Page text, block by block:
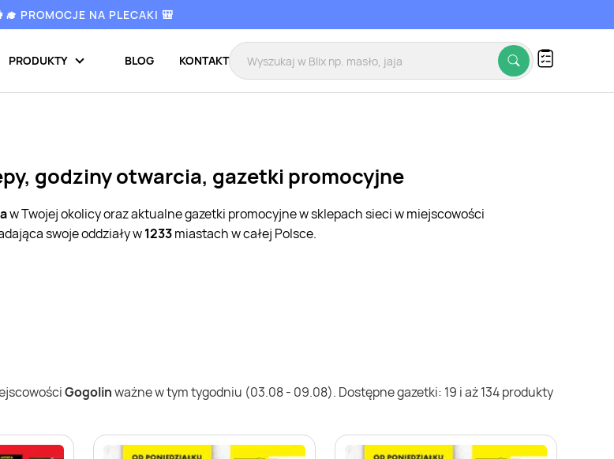
PROMOCJE NA PLECAKI 🎒
PRODUKTY BLOG KONTAKT
godziny otwarcia, gazetki promocyjne
w Twojej okolicy oraz aktualne gazetki promocyjne w sklepach sieci w miejscowości
swoje oddziały w1233miastach w całej Polsce.
Gogolinważne w tym tygodniu (03.08 - 09.08). Dostępne gazetki: 19 i aż 134 produkty